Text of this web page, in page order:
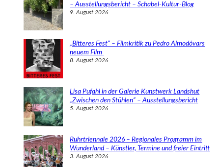
– Ausstellungsbericht – Schabel-Kultur-Blog
9. August 2026
„Bitteres Fest“ – Filmkritik zu Pedro Almodóvars
neuem Film
8. August 2026
Lisa Pufahl in der Galerie Kunstwerk Landshut
„Zwischen den Stühlen“ – Ausstellungsbericht
5. August 2026
Ruhrtriennale 2026 – Regionales Programm im
Wunderland – Künstler, Termine und freier Eintritt
3. August 2026